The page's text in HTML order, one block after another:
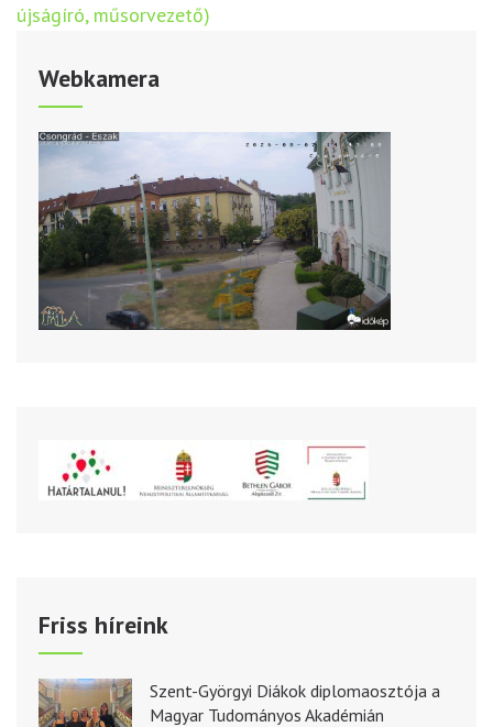
újságíró, műsorvezető)
Webkamera
Friss híreink
Szent-Györgyi Diákok diplomaosztója a
Magyar Tudományos Akadémián